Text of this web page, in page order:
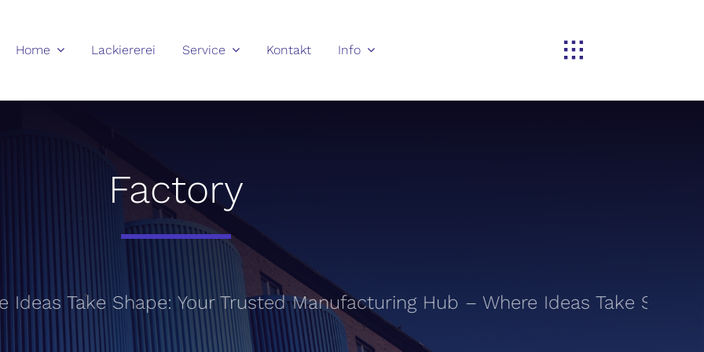
Home Lackiererei Service Kontakt Info
Factory
Take Shape: Your Trusted Manufacturing Hub – Where Ideas Take Shape: